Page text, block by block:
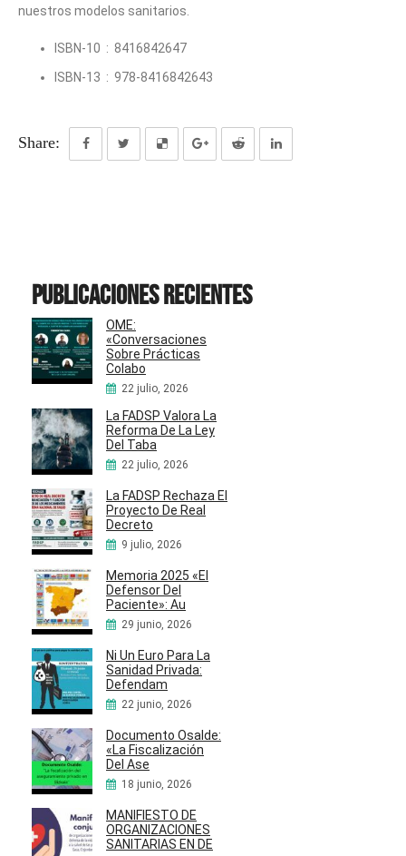
nuestros modelos sanitarios.
ISBN-10 ‏ : ‎ 8416842647
ISBN-13 ‏ : ‎ 978-8416842643
Share:
Publicaciones recientes
OME:
«Conversaciones
Sobre Prácticas
Colabo
22 julio, 2026
La FADSP Valora La
Reforma De La Ley
Del Taba
22 julio, 2026
La FADSP Rechaza El
Proyecto De Real
Decreto
9 julio, 2026
Memoria 2025 «El
Defensor Del
Paciente»: Au
29 junio, 2026
Ni Un Euro Para La
Sanidad Privada:
Defendam
22 junio, 2026
Documento Osalde:
«La Fiscalización
Del Ase
18 junio, 2026
MANIFIESTO DE
ORGANIZACIONES
SANITARIAS EN DE